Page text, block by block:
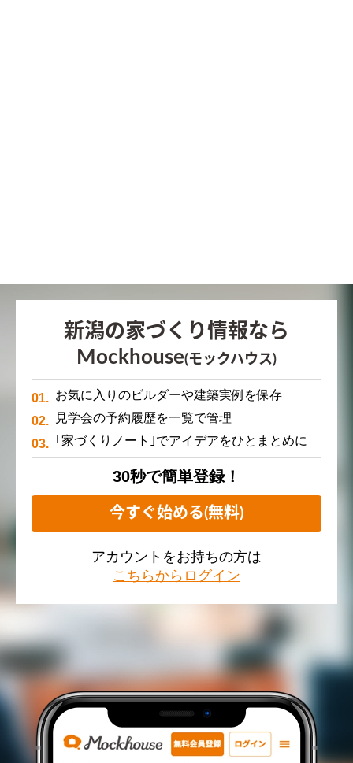
新潟の家づくり情報なら
Mockhouse(モックハウス)
お気に入りのビルダーや建築実例を保存
見学会の予約履歴を一覧で管理
｢家づくりノート｣でアイデアをひとまとめに
30秒で簡単登録！
今すぐ始める(無料)
アカウントをお持ちの方は
こちらからログイン